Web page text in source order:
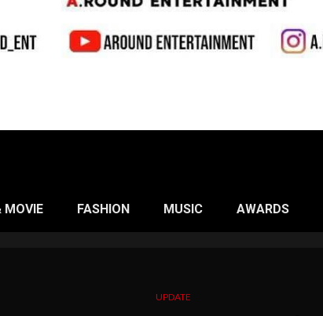
MOVIE FASHION MUSIC AWARDS
UPDATE